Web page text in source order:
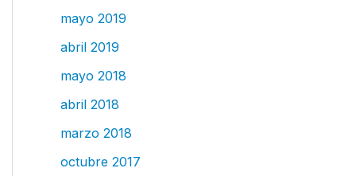
mayo 2019
abril 2019
mayo 2018
abril 2018
marzo 2018
octubre 2017